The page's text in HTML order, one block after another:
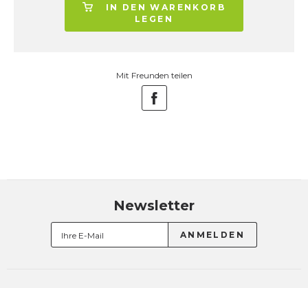
IN DEN WARENKORB
LEGEN
Mit Freunden teilen
Newsletter